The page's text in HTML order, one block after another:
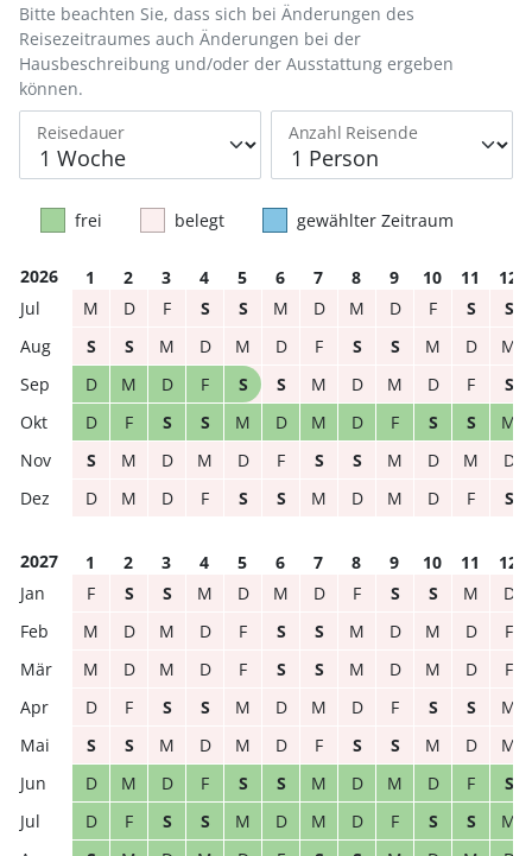
Reisedauer Anzahl Reisende
Bitte beachten Sie, dass sich bei Änderungen des
Reisezeitraumes auch Änderungen bei der
Hausbeschreibung und/oder der Ausstattung ergeben
können.
frei belegt gewählter Zeitraum
2026 1 2 3 4 5 6 7 8 9 10 11
12
M
D F S S M D M D F S
S
S
S M D M D F S S M D
M
D
M D F S S M D M D F
S
D
F S S M D M D F S S
M
S
M D M D F S S M D M
D
D
M D F S S M D M D F S
2027 1 2 3 4 5 6 7 8 9 10 11
12
F
S S M D M D F S S M
D
M
D M D F S S M D M D
F
M
D M D F S S M D M D
F
D
F S S M D M D F S S
M
S
S M D M D F S S M D
M
D
M D F S S M D M D F
S
D
F S S M D M D F S S
M